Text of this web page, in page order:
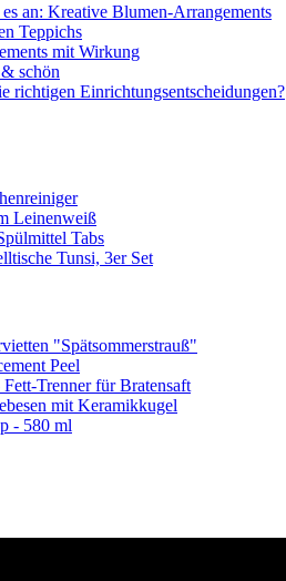
an: Kreative Blumen-Arrangements
Teppichs
mit Wirkung
schön
richtigen Einrichtungsentscheidungen?
Leinenweiß
Tabs
Tunsi, 3er Set
"Spätsommerstrauß"
Peel
Trenner für Bratensaft
mit Keramikkugel
- 580 ml